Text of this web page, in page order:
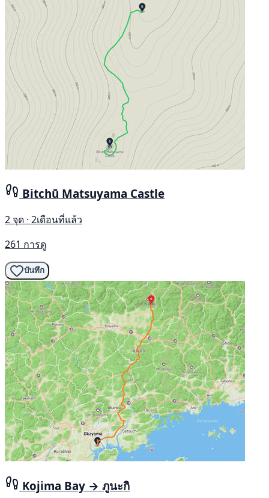
Bitchū Matsuyama Castle
2 จุด · 2เดือนที่แล้ว
261 การดู
บันทึก
Kojima Bay → ภูนะกิ